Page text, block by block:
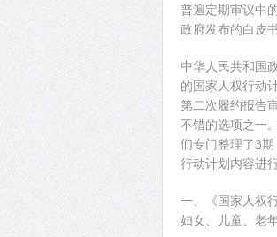
普遍定期审议中
政府发布的白皮
中华人民共和国
的国家人权行动
第二次履约报告
不错的选项之一
们专门整理了3
行动计划内容进
一、《国家人权
妇女、儿童、老